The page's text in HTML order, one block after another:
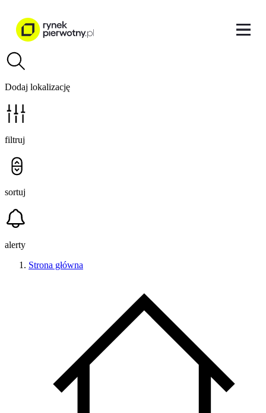
Dodaj lokalizację
filtruj
sortuj
alerty
Strona główna